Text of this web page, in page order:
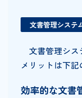
文書管理システ
文書管理シス
メリットは下記
効率的な文書